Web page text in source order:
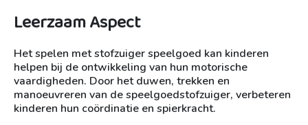
Leerzaam Aspect
Het spelen met stofzuiger speelgoed kan kinderen
helpen bij de ontwikkeling van hun motorische
vaardigheden. Door het duwen, trekken en
manoeuvreren van de speelgoedstofzuiger, verbeteren
kinderen hun coördinatie en spierkracht.